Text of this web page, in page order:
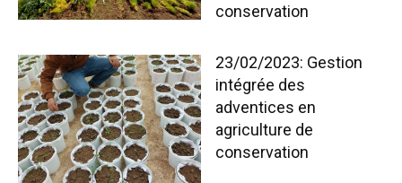
conservation
23/02/2023: Gestion
intégrée des
adventices en
agriculture de
conservation